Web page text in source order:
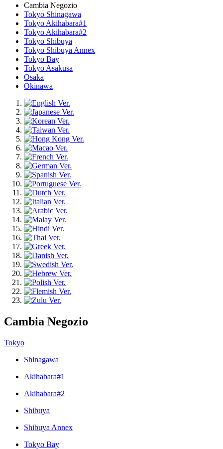
Cambia Negozio
Tokyo Shinagawa
Tokyo Akihabara#1
Tokyo Akihabara#2
Tokyo Shibuya
Tokyo Shibuya Annex
Tokyo Bay
Tokyo Asakusa
Osaka
Okinawa
Cambia Negozio
Tokyo
Shinagawa
Akihabara#1
Akihabara#2
Shibuya
Shibuya Annex
Tokyo Bay